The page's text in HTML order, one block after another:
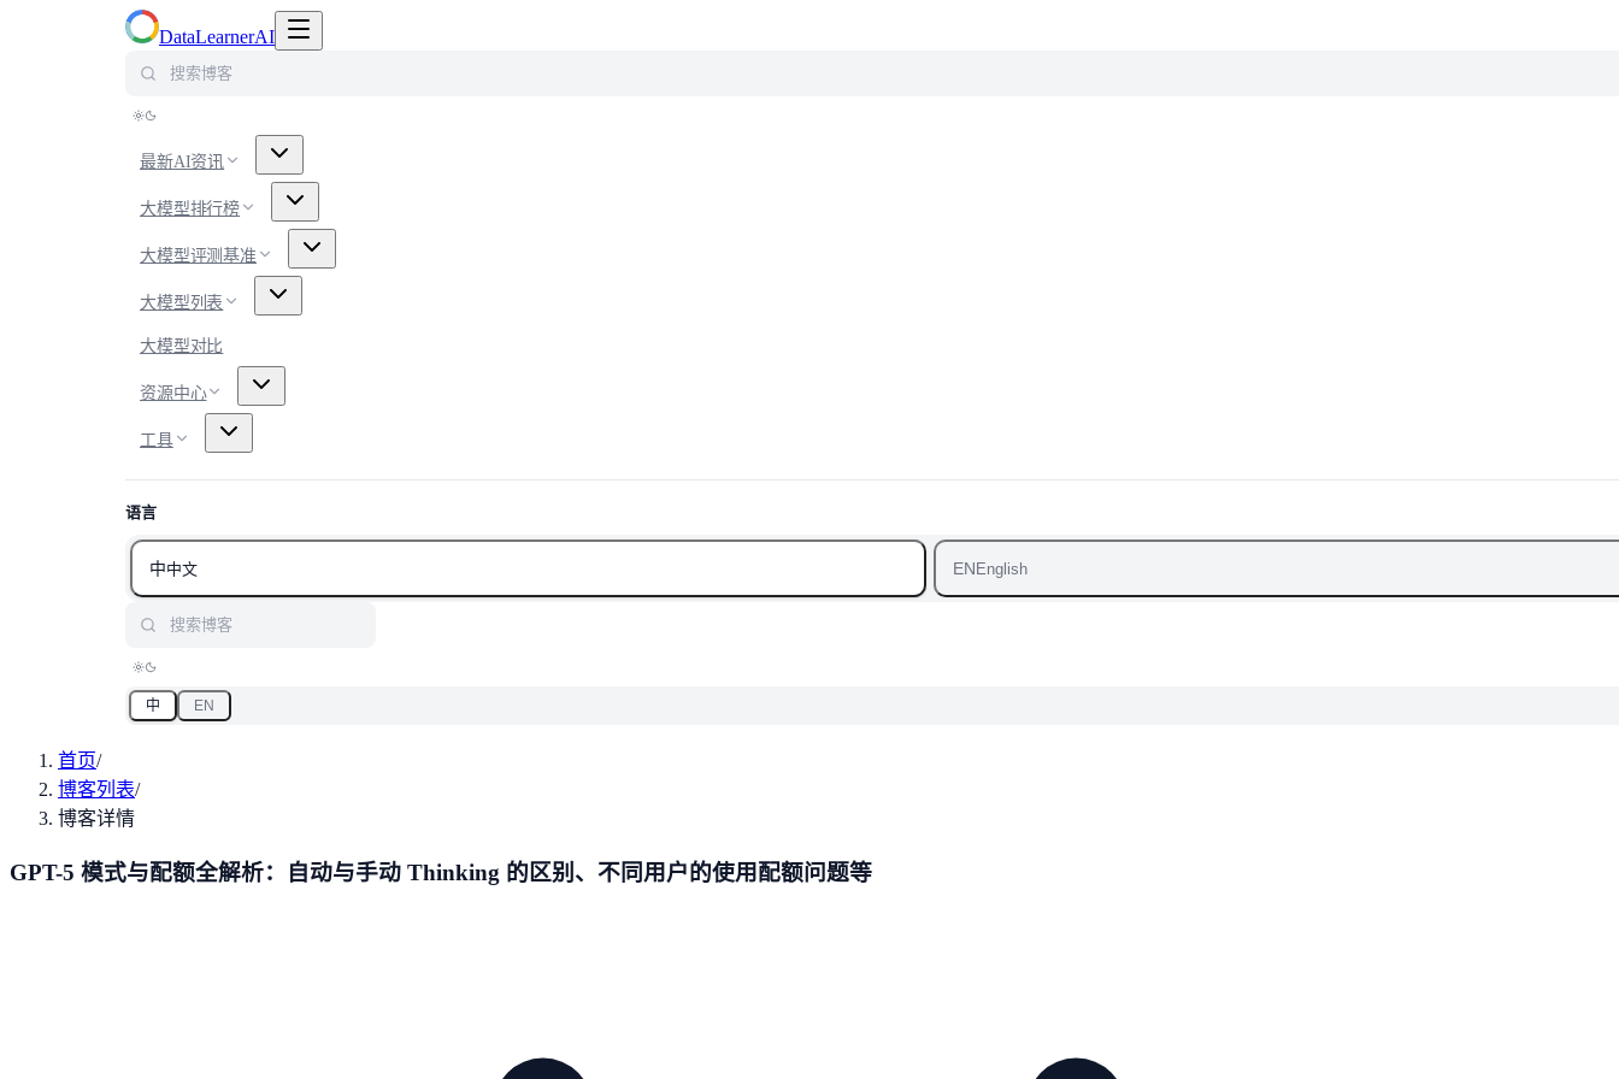
DataLearnerAI
最新AI资讯
大模型排行榜
大模型评测基准
大模型列表
大模型对比
资源中心
工具
语言
中中文 ENEnglish
中 EN
首页/
博客列表/
博客详情
GPT-5 模式与配额全解析：自动与手动 Thinking 的区别、不同用户的使用配额问题等